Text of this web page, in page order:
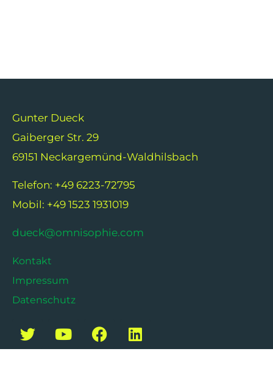
Gunter Dueck
Gaiberger Str. 29
69151 Neckargemünd-Waldhilsbach
Telefon: +49 6223-72795
Mobil: +49 1523 1931019
dueck@omnisophie.com
Kontakt
Impressum
Datenschutz